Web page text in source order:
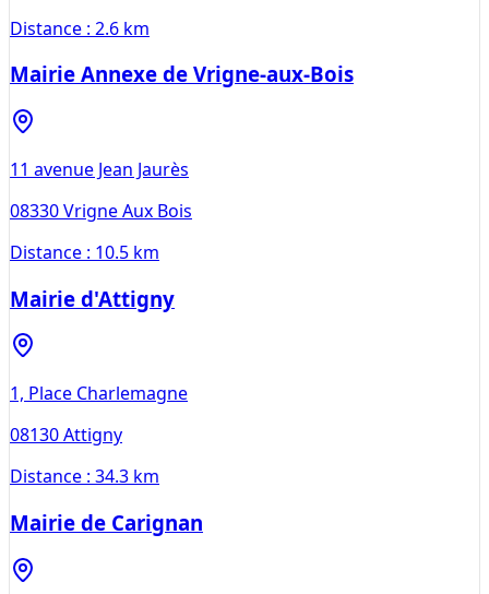
Distance : 2.6 km
Mairie Annexe de Vrigne-aux-Bois
11 avenue Jean Jaurès
08330Vrigne Aux Bois
Distance : 10.5 km
Mairie d'Attigny
1, Place Charlemagne
08130Attigny
Distance : 34.3 km
Mairie de Carignan